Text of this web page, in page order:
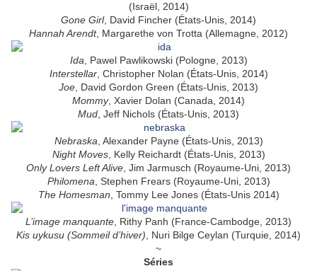
(Israël, 2014)
Gone Girl, David Fincher (États-Unis, 2014)
Hannah Arendt, Margarethe von Trotta (Allemagne, 2012)
Ida , Pawel Pawlikowski (Pologne, 2013)
Interstellar, Christopher Nolan (États-Unis, 2014)
Joe , David Gordon Green (États-Unis, 2013)
Mommy, Xavier Dolan (Canada, 2014)
Mud , Jeff Nichols (États-Unis, 2013)
Nebraska , Alexander Payne (États-Unis, 2013)
Night Moves, Kelly Reichardt (États-Unis, 2013)
Only Lovers Left Alive , Jim Jarmusch (Royaume-Uni, 2013)
Philomena , Stephen Frears (Royaume-Uni, 2013)
The Homesman , Tommy Lee Jones (États-Unis 2014)
L’image manquante , Rithy Panh (France-Cambodge, 2013)
Kis uykusu (Sommeil d’hiver) , Nuri Bilge Ceylan (Turquie, 2014)
~
Séries